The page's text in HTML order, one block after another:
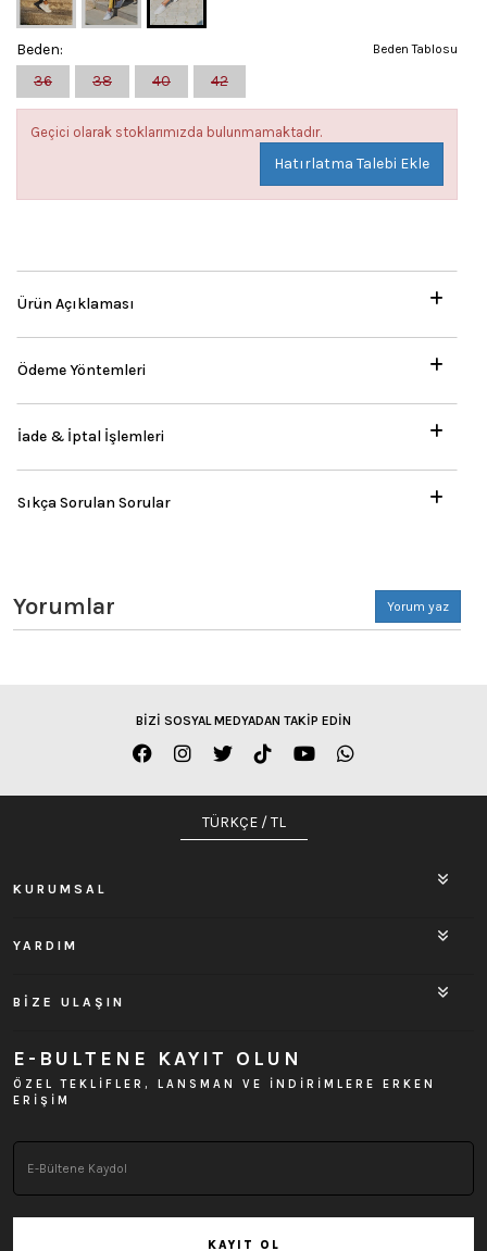
Beden Tablosu
Beden:
36
38 40 42
Geçici olarak stoklarımızda bulunmamaktadır.
Hatırlatma Talebi Ekle
Ürün Açıklaması
Ödeme Yöntemleri
İade & İptal İşlemleri
Sıkça Sorulan Sorular
Yorumlar Yorum yaz
BİZİ SOSYAL MEDYADAN TAKİP EDİN
TÜRKÇE / TL
KURUMSAL
YARDIM
BİZE ULAŞIN
E-BULTENE KAYIT OLUN
ÖZEL TEKLİFLER, LANSMAN VE İNDİRİMLERE ERKEN
ERİŞİM
KAYIT OL